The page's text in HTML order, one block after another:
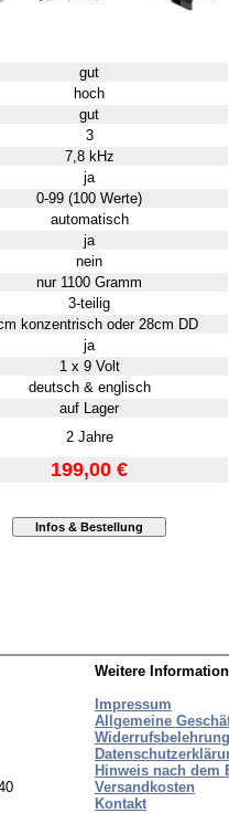
gut
hoch
gut
3
7,8 kHz
ja
0-99 (100 Werte)
automatisch
ja
nein
nur 1100 Gramm
3-teilig
konzentrisch oder 28cm DD
ja
1 x 9 Volt
deutsch & englisch
auf Lager
2 Jahre
199,00 €
Weitere
Impressum
Allgemeine
Hinweis nach dem
Versandkosten
Kontakt